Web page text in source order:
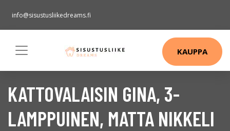
info@sisustusliikedreams.fi
KAUPPA
KATTOVALAISIN GINA, 3-
LAMPPUINEN, MATTA NIKKELI